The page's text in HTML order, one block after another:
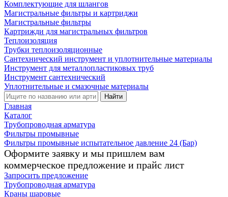
Комплектующие для шлангов
Магистральные фильтры и картриджи
Магистральные фильтры
Картрижди для магистральных фильтров
Теплоизоляция
Трубки теплоизоляционные
Сантехнический инструмент и уплотнительные материалы
Инструмент для металлопластиковых труб
Инструмент сантехнический
Уплотнительные и смазочные материалы
Найти
Главная
Каталог
Трубопроводная арматура
Фильтры промывные
Фильтры промывные испытательное давление 24 (Бар)
Оформите заявку и мы пришлем вам
коммерческое предложение и прайс лист
Запросить предложение
Трубопроводная арматура
Краны шаровые